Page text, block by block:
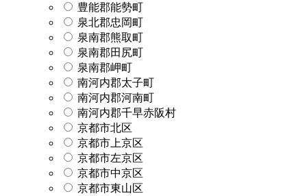
豊能郡能勢町
泉北郡忠岡町
泉南郡熊取町
泉南郡田尻町
泉南郡岬町
南河内郡太子町
南河内郡河南町
南河内郡千早赤阪村
京都市北区
京都市上京区
京都市左京区
京都市中京区
京都市東山区